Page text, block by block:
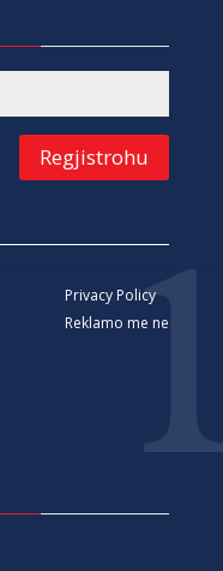
Regjistrohu
Privacy Policy
Reklamo me ne